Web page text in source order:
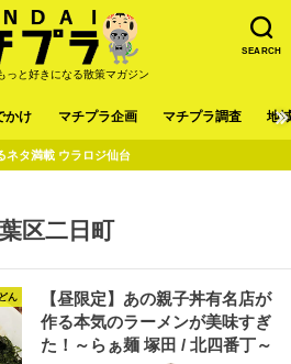
SEARCH
っと好きになる散策マガジン
かけ マチプラ企画 マチプラ調査 地
ネタ満載 ウラロジ仙台
区二日町
ん
【昼限定】あの親子丼有名店が
作る本気のラーメンが美味すぎ
た！～らぁ麺 塚田 / 北四番丁～